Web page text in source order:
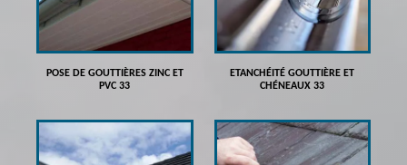
POSE DE GOUTTIÈRES ZINC ET
PVC 33
ETANCHÉITÉ GOUTTIÈRE ET
CHÉNEAUX 33